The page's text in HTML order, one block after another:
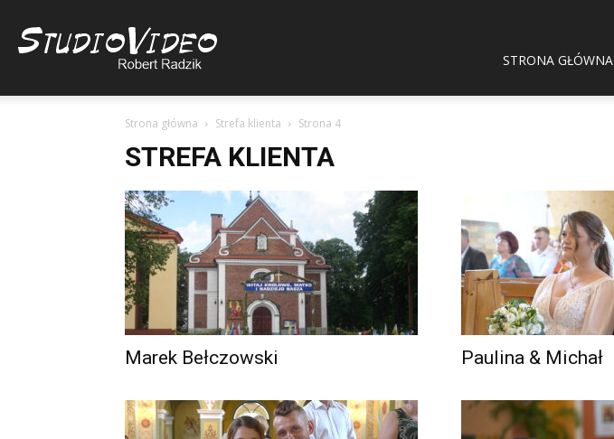
Studio
Robert
Radzik
STRONA GŁÓWNA
Strona główna Strefa klienta Strona 4
STREFA KLIENTA
Marek Bełczowski Paulina & Michał